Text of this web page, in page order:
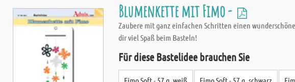
Blumenkette mit Fimo -
Zaubere mit ganz einfachen Schritten einen
dir viel Spaß beim Basteln!
Für diese Bastelidee brauchen Sie